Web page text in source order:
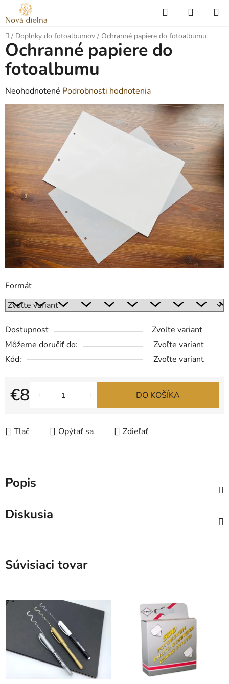
Prejsť
na
obsah
Hľadať
KOŠÍK
Domov
/ Doplnky do fotoalbumov / Ochranné papiere do fotoalbumu
Formát
Dostupnosť
Zvoľte variant
Môžeme doručiť do:
Zvoľte variant
Kód:
Zvoľte variant
€8
Jednotková cena:
DO KOŠÍKA
Tlač Opýtať sa Zdieľať
Ochranné papiere do
fotoalbumu
Priemerné
hodnotenie
produktu
0,0
z
5
hviezdičiek.
Neohodnotené Podrobnosti hodnotenia
Popis
Diskusia
Súvisiaci tovar